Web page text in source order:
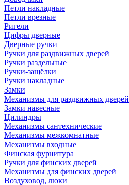
Петли накладные
Петли врезные
Ригели
Цифры дверные
Дверные ручки
Ручки для раздвижных дверей
Ручки раздельные
Ручки-защёлки
Ручки накладные
Замки
Механизмы для раздвижных дверей
Замки навесные
Цилиндры
Механизмы сантехнические
Механизмы межкомнатные
Механизмы входные
Финская фурнитура
Ручки для финских дверей
Механизмы для финских дверей
Воздуховод, люки